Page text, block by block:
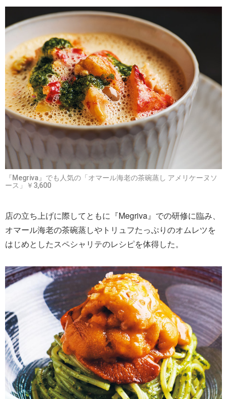
『Megriva』でも人気の「オマール海老の茶碗蒸し アメリケーヌソ
ース」￥3,600
店の立ち上げに際してともに『Megriva』での研修に臨み、
オマール海老の茶碗蒸しやトリュフたっぷりのオムレツを
はじめとしたスペシャリテのレシピを体得した。